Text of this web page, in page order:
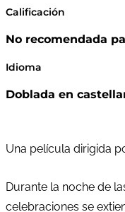
Calificación
No recomendada
Idioma
Doblada en
Una película dirigida
Durante la noche de
celebraciones se